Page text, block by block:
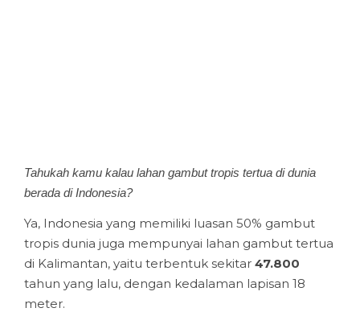
Tahukah kamu kalau lahan gambut tropis tertua di dunia
berada di Indonesia?
Ya, Indonesia yang memiliki luasan 50% gambut
tropis dunia juga mempunyai lahan gambut tertua
di Kalimantan, yaitu terbentuk sekitar 47.800
tahun yang lalu, dengan kedalaman lapisan 18
meter.